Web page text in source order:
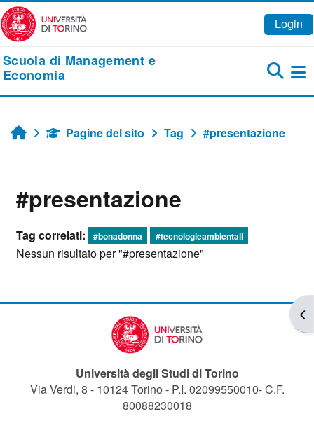
Vai al contenuto principale
Login
Scuola di Management e
Economia
HomePagine del sito Tag #presentazione
#presentazione
Tag correlati: #bonadonna #tecnologieambientali
Nessun risultato per "#presentazione"
Università degli Studi di Torino
Via Verdi, 8 - 10124 Torino - P.I. 02099550010- C.F.
80088230018